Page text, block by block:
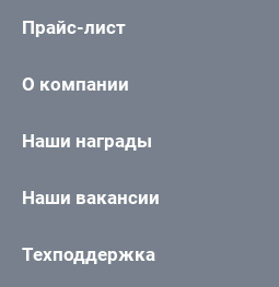
Прайс-лист
О компании
Наши награды
Наши вакансии
Техподдержка